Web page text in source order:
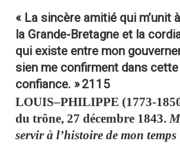
« La sincère amitié qui m’unit
la Grande-Bretagne et la
qui existe entre mon
sien me confirment dans cette
confiance. »2115
LOUIS–PHILIPPE (1773-
du trône, 27 décembre 1843.
servir à l’histoire de mon temps